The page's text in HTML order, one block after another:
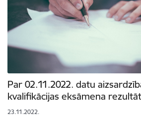
Par 02.11.2022. datu
kvalifikācijas eksāmena
23.11.2022.